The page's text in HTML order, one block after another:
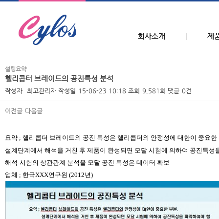
회사소개 제
설팅요약
헬리콥터 브레이드의 공진특성 분석
작성자 최고관리자 작성일 15-06-23 10:18 조회 9,581회 댓글 0건
이전글 다음글
요약 ; 헬리콥더 브레이드의 공진 특성은 헬리콥더의 안정성에 대한이 중요한
설계단계에서 해석을 거친 후 제품이 완성되면 모달 시험에 의하여 공진특성
해석-시험의 상관관계 분석을 모달 공진 특성은 데이터 확보
업체 ; 한국XXX연구원 (2012년)